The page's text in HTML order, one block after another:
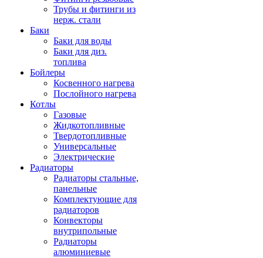
Трубы и фитинги из
нерж. стали
Баки
Баки для воды
Баки для диз.
топлива
Бойлеры
Косвенного нагрева
Послойного нагрева
Котлы
Газовые
Жидкотопливные
Твердотопливные
Универсальные
Электрические
Радиаторы
Радиаторы стальные,
панельные
Комплектующие для
радиаторов
Конвекторы
внутрипольные
Радиаторы
алюминиевые